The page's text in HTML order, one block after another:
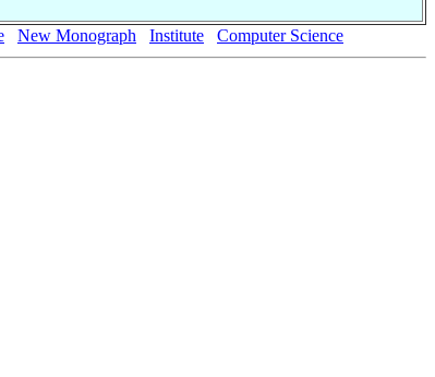
New Monograph Institute Computer Science